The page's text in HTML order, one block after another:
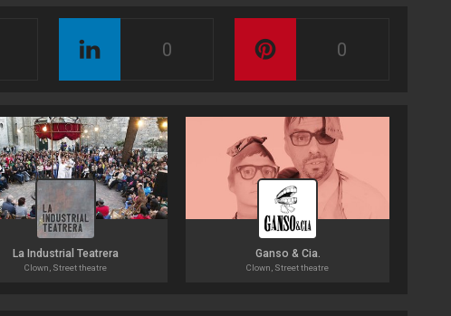
0 0
La Industrial Teatrera
Clown, Street theatre
Ganso & Cia.
Clown, Street theatre